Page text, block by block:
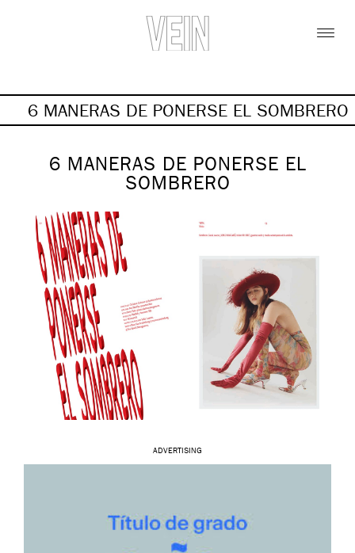
6 MANERAS DE PONERSE EL SOMBRERO
6 MANERAS DE PONERSE EL
SOMBRERO
ADVERTISING